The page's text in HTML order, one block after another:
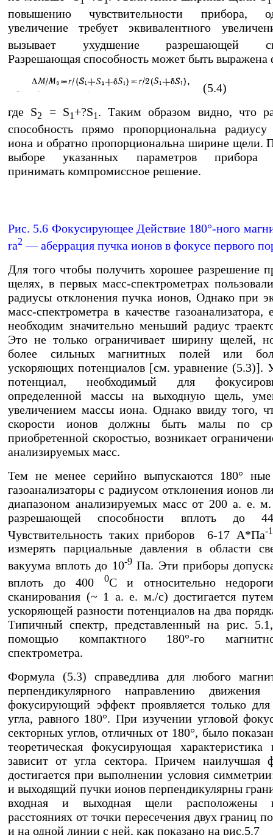
повышению чувствительности прибора,
увеличение требует эквивалентного
вызывает ухудшение разрешающей
Разрешающая способность может быть выражена
(5.4)
где S2 = S1+?S1. Таким образом видно, что
способность прямо пропорциональна радиусу
иона и обратно пропорциональна ширине щели.
выборе указанных параметров прибора
принимать компромиссное решение.
Рис. 5.6 Фокусирующее Действие 180°-ного
rа2 — аберрация пучка ионов в фокусе первого
Для того чтобы получить хорошее разрешение
щелях, в первых масс-спектрометрах
радиусы отклонения пучка ионов, Однако при
масс-спектрометра в качестве газоанализатора,
необходим значительно меньший радиус
Это не только ограничивает ширину щелей,
более сильных магнитных полей или
ускоряющих потенциалов [см. уравнение (5.3)].
потенциал, необходимый для
определенной массы на выходную щель,
увеличением массы иона. Однако ввиду того,
скорости ионов должны быть малы по
приобретенной скоростью, возникает
анализируемых масс.
Тем не менее серийно выпускаются 180°
газоанализаторы с радиусом отклонения ионов
диапазоном анализируемых масс от 200 а. е.
разрешающей способности вплоть до
Чувствительность таких приборов 6-17 А*Па-1
измерять парциальные давления в области
вакуума вплоть до 10-9Па. Эти приборы
вплоть до 400 0C и относительно
сканирования (~ 1 а. е. м./с) достигается
ускоряющей разности потенциалов на два
Типичный спектр, представленный на рис.
помощью компактного 180°-го
спектрометра.
Формула (5.3) справедлива для любого
перпендикулярного направлению
фокусирующий эффект проявляется только для
угла, равного 180°. При изучении угловой
секторных углов, отличных от 180°, было
теоретическая фокусирующая
зависит от угла сектора. Причем наилучшая
достигается при выполнении условия
и выходящий пучки ионов перпендикулярны
входная и выходная щели расположены
расстояниях от точки пересечения двух границ
и на одной линии с ней, как показано на рис.5.7